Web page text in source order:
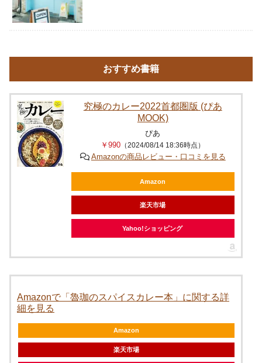
おすすめ書籍
究極のカレー2022首都圏版 (ぴあ
MOOK)
ぴあ
￥990 （2024/08/14 18:36時点）
Amazonの商品レビュー・口コミを見る
Amazon
楽天市場
Yahoo!ショッピング
Amazonで「魯珈のスパイスカレー本」に関する詳
細を見る
Amazon
楽天市場